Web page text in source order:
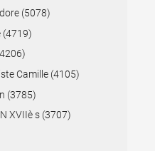
(5078)
(4719)
Camille (4105)
(3785)
XVIIè s (3707)